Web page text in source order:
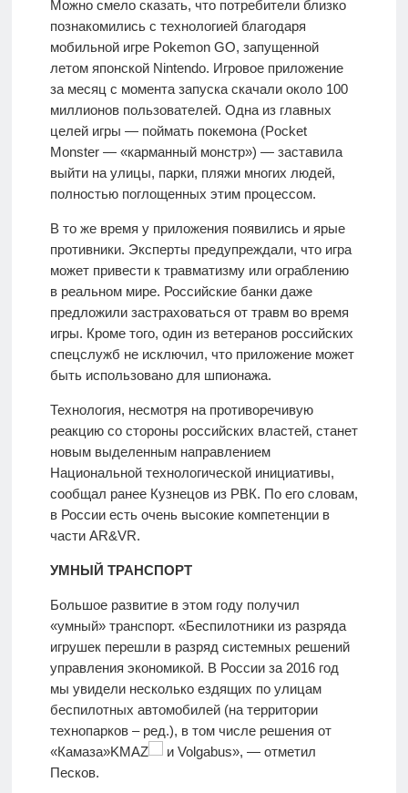
Можно смело сказать, что потребители близко
познакомились с технологией благодаря
мобильной игре Pokemon GO, запущенной
летом японской Nintendo. Игровое приложение
за месяц с момента запуска скачали около 100
миллионов пользователей. Одна из главных
целей игры — поймать покемона (Pocket
Monster — «карманный монстр») — заставила
выйти на улицы, парки, пляжи многих людей,
полностью поглощенных этим процессом.
В то же время у приложения появились и ярые
противники. Эксперты предупреждали, что игра
может привести к травматизму или ограблению
в реальном мире. Российские банки даже
предложили застраховаться от травм во время
игры. Кроме того, один из ветеранов российских
спецслужб не исключил, что приложение может
быть использовано для шпионажа.
Технология, несмотря на противоречивую
реакцию со стороны российских властей, станет
новым выделенным направлением
Национальной технологической инициативы,
сообщал ранее Кузнецов из РВК. По его словам,
в России есть очень высокие компетенции в
части AR&VR.
УМНЫЙ ТРАНСПОРТ
Большое развитие в этом году получил
«умный» транспорт. «Беспилотники из разряда
игрушек перешли в разряд системных решений
управления экономикой. В России за 2016 год
мы увидели несколько ездящих по улицам
беспилотных автомобилей (на территории
технопарков – ред.), в том числе решения от
«Камаза»KMAZ
и Volgabus», — отметил
Песков.